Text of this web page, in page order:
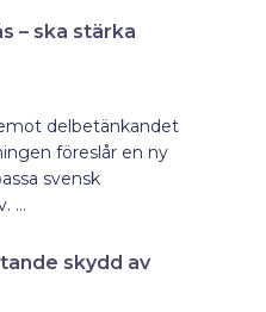
– ska stärka
delbetänkandet
föreslår en ny
svensk
...
skydd av